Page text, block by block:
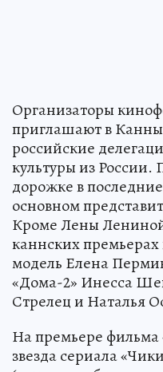
Организаторы
приглашают в
российские
культуры из России.
дорожке в
основном
Кроме Лены
каннских премьерах
модель Елена
«Дома-2» Инесса
Стрелец и Наталья
На премьере
звезда сериала